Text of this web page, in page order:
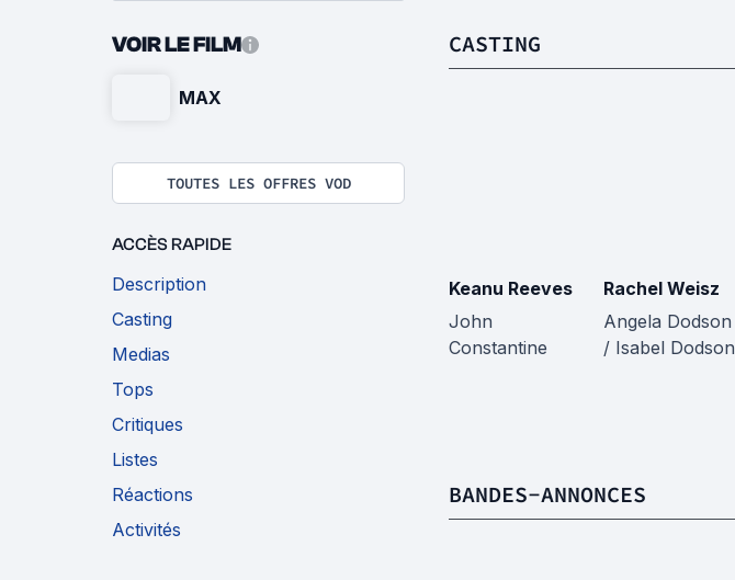
VOIR LE FILM
MAX
TOUTES LES OFFRES VOD
ACCÈS RAPIDE
Description
Casting
Medias
Tops
Critiques
Listes
Réactions
Activités
CASTING
Keanu Reeves
John
Constantine
Rachel Weisz
Angela Dodson
/ Isabel Dodson
BANDES-ANNONCES